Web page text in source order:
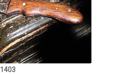
1403